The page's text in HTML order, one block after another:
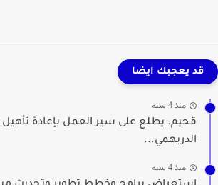
قد يعجبك ايضا
منذ 4 سنة
قحيم. يطلع على سير العمل بإعادة تأهيل
الدريهمي...
منذ 4 سنة